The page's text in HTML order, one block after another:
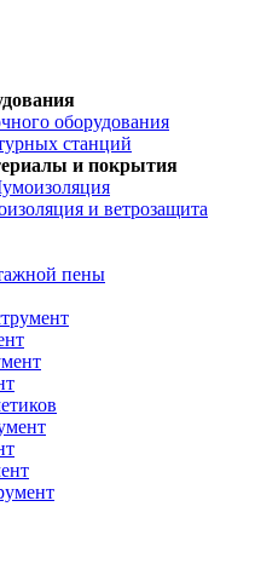
оборудования
станций
и покрытия
и ветрозащита
пены